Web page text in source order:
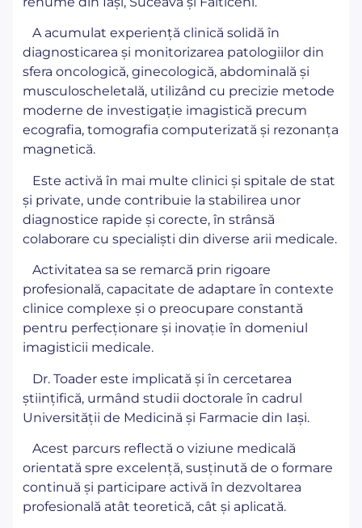
A acumulat experiență clinică solidă în
diagnosticarea și monitorizarea patologiilor din
sfera oncologică, ginecologică, abdominală și
musculoscheletală, utilizând cu precizie metode
moderne de investigație imagistică precum
ecografia, tomografia computerizată și rezonanța
magnetică.
Este activă în mai multe clinici și spitale de stat
și private, unde contribuie la stabilirea unor
diagnostice rapide și corecte, în strânsă
colaborare cu specialiști din diverse arii medicale.
Activitatea sa se remarcă prin rigoare
profesională, capacitate de adaptare în contexte
clinice complexe și o preocupare constantă
pentru perfecționare și inovație în domeniul
imagisticii medicale.
Dr. Toader este implicată și în cercetarea
științifică, urmând studii doctorale în cadrul
Universității de Medicină și Farmacie din Iași.
Acest parcurs reflectă o viziune medicală
orientată spre excelență, susținută de o formare
continuă și participare activă în dezvoltarea
profesională atât teoretică, cât și aplicată.